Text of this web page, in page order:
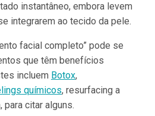
instantâneo, embora levem
integrarem ao tecido da pele.
facial completo” pode se
que têm benefícios
incluem Botox,
químicos, resurfacing a
para citar alguns.